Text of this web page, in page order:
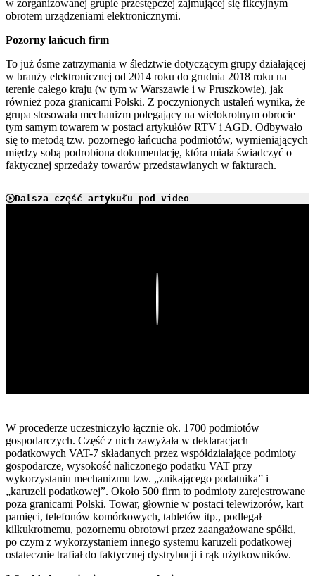
w zorganizowanej grupie przestępczej zajmującej się fikcyjnym
obrotem urządzeniami elektronicznymi.
Pozorny łańcuch firm
To już ósme zatrzymania w śledztwie dotyczącym grupy działającej
w branży elektronicznej od 2014 roku do grudnia 2018 roku na
terenie całego kraju (w tym w Warszawie i w Pruszkowie), jak
również poza granicami Polski. Z poczynionych ustaleń wynika, że
grupa stosowała mechanizm polegający na wielokrotnym obrocie
tym samym towarem w postaci artykułów RTV i AGD. Odbywało
się to metodą tzw. pozornego łańcucha podmiotów, wymieniających
między sobą podrobiona dokumentację, która miała świadczyć o
faktycznej sprzedaży towarów przedstawianych w fakturach.
Dalsza część artykułu pod video
W procederze uczestniczyło łącznie ok. 1700 podmiotów
gospodarczych. Część z nich zawyżała w deklaracjach
podatkowych VAT-7 składanych przez współdziałające podmioty
gospodarcze, wysokość naliczonego podatku VAT przy
wykorzystaniu mechanizmu tzw. „znikającego podatnika” i
„karuzeli podatkowej”. Około 500 firm to podmioty zarejestrowane
poza granicami Polski. Towar, głownie w postaci telewizorów, kart
pamięci, telefonów komórkowych, tabletów itp., podlegał
kilkukrotnemu, pozornemu obrotowi przez zaangażowane spółki,
po czym z wykorzystaniem innego systemu karuzeli podatkowej
ostatecznie trafiał do faktycznej dystrybucji i rąk użytkowników.